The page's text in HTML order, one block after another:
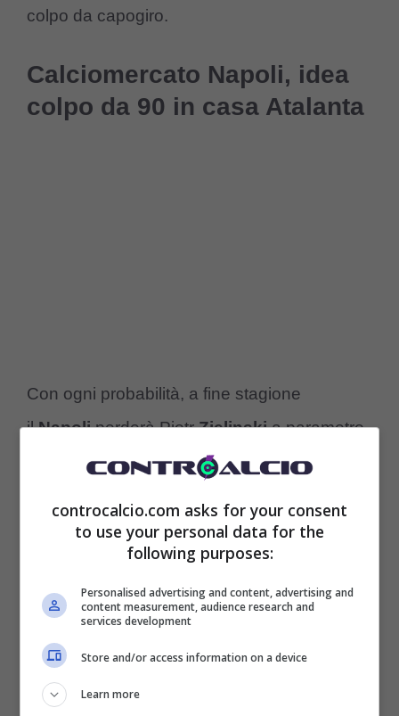
colpo da capogiro.
Calciomercato Napoli, idea
colpo da 90 in casa Atalanta
Con ogni probabilità, a fine stagione
ilNapoliperderà PiotrZielinskia parametro
zero. Il presidenteDe Laurentiisha lasciato
rinnovare il contratto in scadenza, e così l’ex
Empoli sarà l’elemento numero uno a cui gli
uomini di mercato azzurri dovranno trovare
un degno sostituto.
controcalcio.com asks for your consent
to use your personal data for the
following purposes:
Personalised advertising and content, advertising and
content measurement, audience research and
services development
Store and/or access information on a device
Learn more